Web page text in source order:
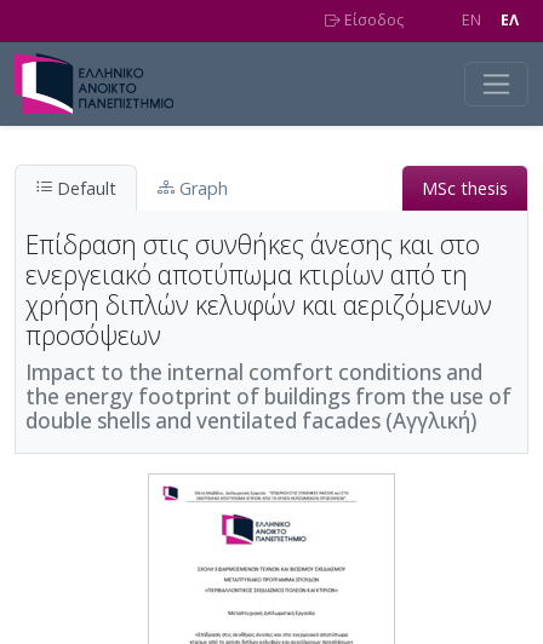
Είσοδος EN EΛ
Default Graph MSc thesis
Επίδραση στις συνθήκες άνεσης και στο
ενεργειακό αποτύπωμα κτιρίων από τη
χρήση διπλών κελυφών και αεριζόμενων
προσόψεων
Impact to the internal comfort conditions and
the energy footprint of buildings from the use of
double shells and ventilated facades (Αγγλική)